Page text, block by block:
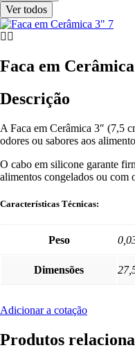
Ver todos
Faca em
Descrição
A Faca em Cerâmica 3″ (7,5
odores ou sabores aos
O cabo em silicone garante
alimentos congelados ou com
Características Técnicas:
Peso
Dimensões
Adicionar a cotação
Produtos